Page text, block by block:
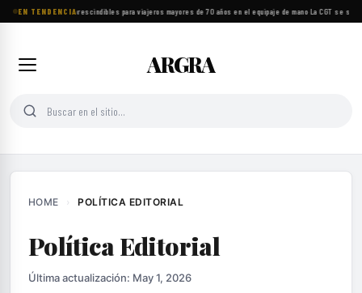
EN TENDENCIA
Ocho objetos imprescindibles para viajeros mayores de 70 años en el equipaje de mano· La CGT se
ARGRA
HOME › POLÍTICA EDITORIAL
Política Editorial
Última actualización: May 1, 2026